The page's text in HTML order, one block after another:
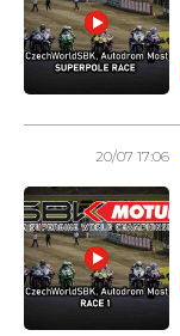
20/07 17:06